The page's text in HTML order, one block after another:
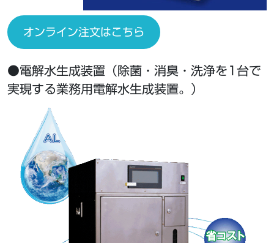
オンライン注文はこちら
●電解水生成装置（除菌・消臭・洗浄を1台で
実現する業務用電解水生成装置。）